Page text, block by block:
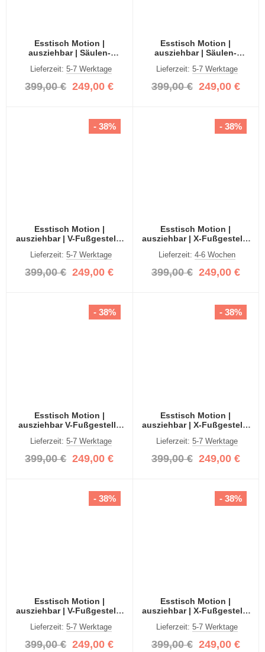
Esstisch Motion |
ausziehbar | Säulen-
grau | 150(190)x90
Lieferzeit: 5-7 Werktage
399,00 € 249,00 €
Esstisch Motion |
ausziehbar | Säulen-
grau | 150(190)x90
Lieferzeit:5-7 Werktage
399,00 € 249,00 €
Esstisch Motion |
ausziehbar | V-Fußgestell |
150(190)x90
Lieferzeit: 5-7 Werktage
399,00 € 249,00 €
- 38%
Esstisch Motion |
ausziehbar | X-Fußgestell |
150(190)x90
Lieferzeit:4-6 Wochen
399,00 € 249,00 €
- 38%
Esstisch Motion |
ausziehbar V-Fußgestell |
Lieferzeit: 5-7 Werktage
399,00 € 249,00 €
- 38%
Esstisch Motion |
ausziehbar | X-Fußgestell |
Lieferzeit:5-7 Werktage
399,00 € 249,00 €
- 38%
Esstisch Motion |
ausziehbar | V-Fußgestell |
Lieferzeit: 5-7 Werktage
399,00 € 249,00 €
- 38%
Esstisch Motion |
ausziehbar | X-Fußgestell |
Lieferzeit:5-7 Werktage
399,00 € 249,00 €
- 38%